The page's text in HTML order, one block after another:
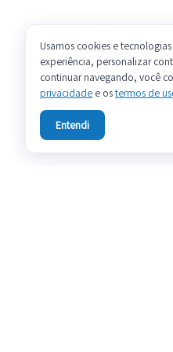
Usamos cookies e
experiência, personalizar
continuar navegando, você
privacidade e ostermos de
Entendi